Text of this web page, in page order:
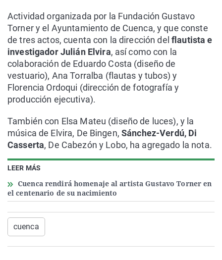
LEER MÁS
Cuenca rendirá homenaje al artista Gustavo Torner en
el centenario de su nacimiento
Actividad organizada por la Fundación Gustavo
Torner y el Ayuntamiento de Cuenca, y que conste
de tres actos, cuenta con la dirección del flautista e
investigador Julián Elvira, así como con la
colaboración de Eduardo Costa (diseño de
vestuario), Ana Torralba (flautas y tubos) y
Florencia Ordoqui (dirección de fotografía y
producción ejecutiva).
También con Elsa Mateu (diseño de luces), y la
música de Elvira, De Bingen, Sánchez-Verdú, Di
Casserta, De Cabezón y Lobo, ha agregado la nota.
cuenca